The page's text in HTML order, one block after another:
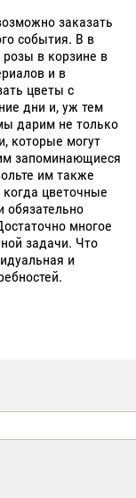
заказать
события. В в
в корзине в
и в
цветы с
дни и, уж тем
дарим не только
которые могут
запоминающиеся
им также
цветочные
обязательно
многое
задачи. Что
и